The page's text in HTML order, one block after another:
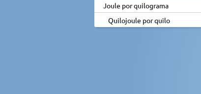
Joule por quilograma
Quilojoule por quilo